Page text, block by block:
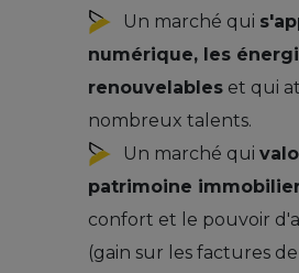
Un marché qui
numérique, les
renouvelables et qui
nombreux talents.
Un marché qui
patrimoine
confort et le pouvoir
(gain sur les factures de